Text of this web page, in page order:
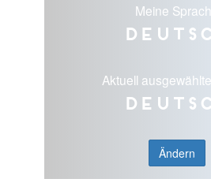
Meine
Aktuell
Ändern